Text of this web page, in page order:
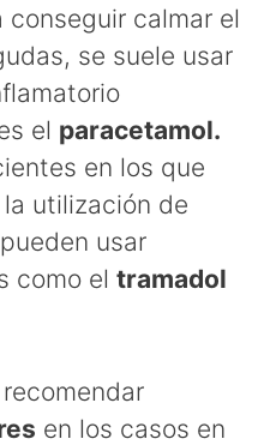
calmar el
se suele usar
el paracetamol.
en los que
utilización de
usar
como el tramadol
en los casos en